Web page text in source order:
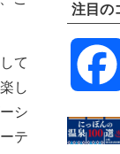
て
し
シ
テ
注目の